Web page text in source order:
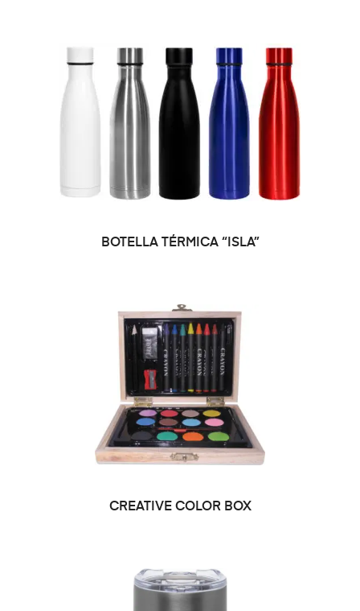
SELECCIONAR OPCIONES
BOTELLA TÉRMICA “ISLA”
CREATIVE COLOR BOX